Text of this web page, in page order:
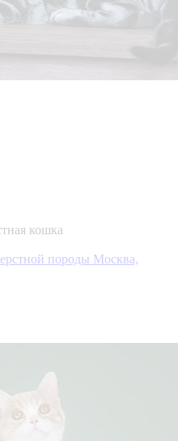
кошка
породы Москва,